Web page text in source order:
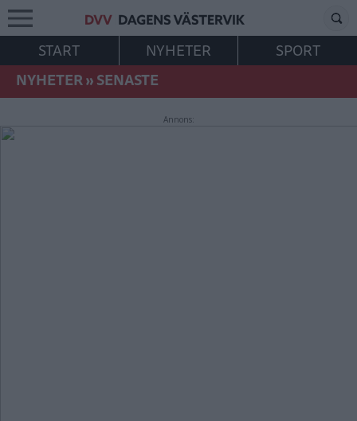
START NYHETER
SPORT
NYHETER»SENASTE
Annons: